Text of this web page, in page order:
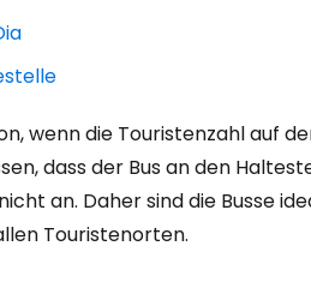
wenn die Touristenzahl auf
dass der Bus an den
an. Daher sind die Busse
Touristenorten.